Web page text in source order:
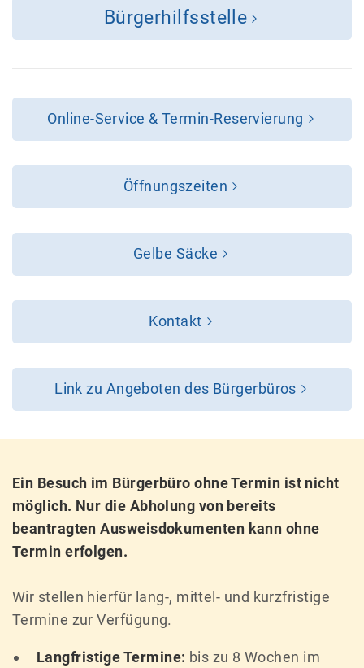
Bürgerhilfsstelle
Online-Service & Termin-Reservierung
Öffnungszeiten
Gelbe Säcke
Kontakt
Link zu Angeboten des Bürgerbüros
Ein Besuch im Bürgerbüro ohne Termin ist nicht
möglich. Nur die Abholung von bereits
beantragten Ausweisdokumenten kann ohne
Termin erfolgen.
Wir stellen hierfür lang-, mittel- und kurzfristige
Termine zur Verfügung.
Langfristige Termine: bis zu 8 Wochen im